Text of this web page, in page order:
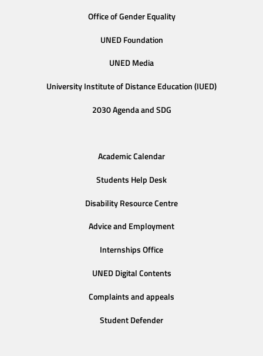
Office of Gender Equality
UNED Foundation
UNED Media
University Institute of Distance Education (IUED)
2030 Agenda and SDG
Academic Calendar
Students Help Desk
Disability Resource Centre
Advice and Employment
Internships Office
UNED Digital Contents
Complaints and appeals
Student Defender